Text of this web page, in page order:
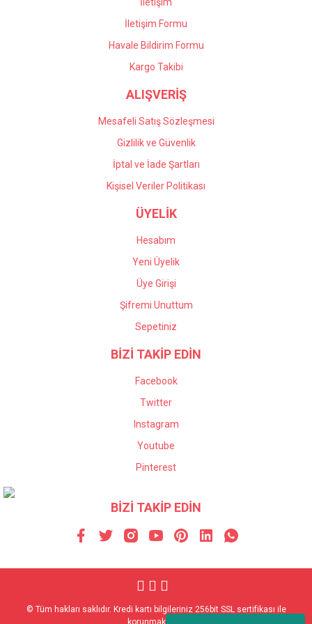
Gönder
İletişim Formu
Havale Bildirim Formu
Kargo Takibi
ALIŞVERİŞ
Mesafeli Satış Sözleşmesi
Gizlilik ve Güvenlik
İptal ve İade Şartları
Kişisel Veriler Politikası
ÜYELİK
Hesabım
Yeni Üyelik
Üye Girişi
Şifremi Unuttum
Sepetiniz
BİZİ TAKİP EDİN
Facebook
Twitter
Instagram
Youtube
Pinterest
BİZİ TAKİP EDİN
© Tüm hakları saklıdır. Kredi kartı bilgileriniz 256bit SSL sertifikası ile
korunmaktadır.